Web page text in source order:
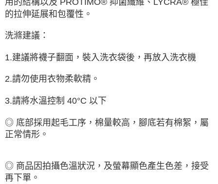
的拉伸延展和包覆性。
洗滌建議：
1.建議將襪子翻面，裝入洗衣袋後，再放入洗衣機
2.請勿使用衣物柔軟精。
3.請將水溫控制 40°C 以下
◎ 底部採用起毛工序，棉量較高，腳底若有棉絮，屬
正常情形。
◎ 商品因拍攝色溫狀況，及螢幕顯色產生色差，接受
再下單。